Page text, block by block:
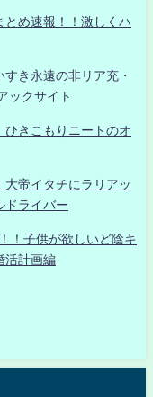
とめ速報！！激しくハ
き永遠の非リア充・
ックサイト
きこもりニートのオ
帝イタチにラリアッ
ドライバー
！子供が欲しいど陰キ
活計画編